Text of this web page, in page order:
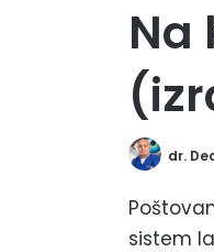
Na
dr.
sistem